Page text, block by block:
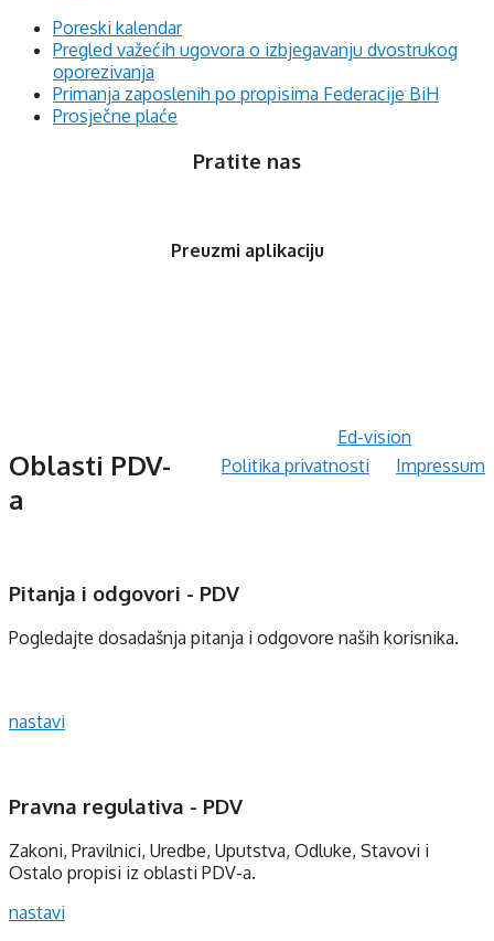
Poreski kalendar
Pregled važećih ugovora o izbjegavanju dvostrukog
oporezivanja
Primanja zaposlenih po propisima Federacije BiH
Prosječne plaće
Pratite nas
Preuzmi aplikaciju
Ed-vision
Politika privatnosti
Impressum
Oblasti PDV-
a
Pitanja i odgovori - PDV
Pogledajte dosadašnja pitanja i odgovore naših korisnika.
nastavi
Pravna regulativa - PDV
Zakoni, Pravilnici, Uredbe, Uputstva, Odluke, Stavovi i
Ostalo propisi iz oblasti PDV-a.
nastavi